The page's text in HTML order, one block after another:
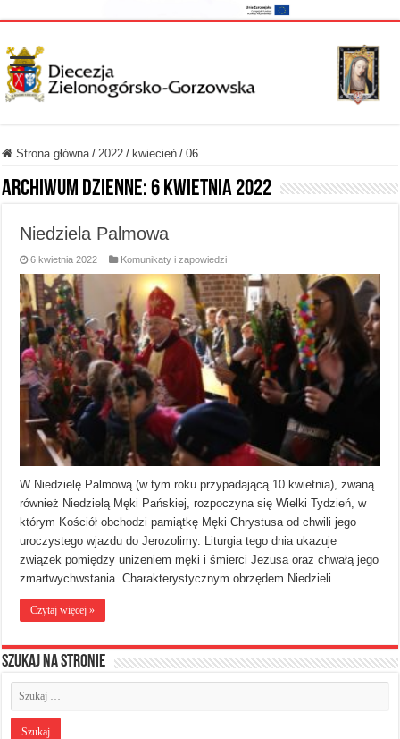
Strona główna / 2022 / kwiecień / 06
Archiwum dzienne:6 kwietnia 2022
Niedziela Palmowa
6 kwietnia 2022 Komunikaty i zapowiedzi
W Niedzielę Palmową (w tym roku przypadającą 10 kwietnia), zwaną
również Niedzielą Męki Pańskiej, rozpoczyna się Wielki Tydzień, w
którym Kościół obchodzi pamiątkę Męki Chrystusa od chwili jego
uroczystego wjazdu do Jerozolimy. Liturgia tego dnia ukazuje
związek pomiędzy uniżeniem męki i śmierci Jezusa oraz chwałą jego
zmartwychwstania. Charakterystycznym obrzędem Niedzieli …
Czytaj więcej »
Szukaj na stronie